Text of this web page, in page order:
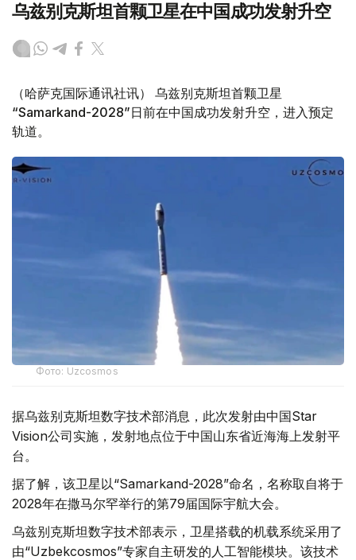
乌兹别克斯坦首颗卫星在中国成功发射升空
（哈萨克国际通讯社讯） 乌兹别克斯坦首颗卫星
“Samarkand-2028”日前在中国成功发射升空，进入预定
轨道。
Фото: Uzcosmos
据乌兹别克斯坦数字技术部消息，此次发射由中国Star
Vision公司实施，发射地点位于中国山东省近海海上发射平
台。
据了解，该卫星以“Samarkand-2028”命名，名称取自将于
2028年在撒马尔罕举行的第79届国际宇航大会。
乌兹别克斯坦数字技术部表示，卫星搭载的机载系统采用了
由“Uzbekcosmos”专家自主研发的人工智能模块。该技术